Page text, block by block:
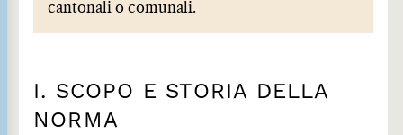
cantonali o comunali.
I. SCOPO E STORIA DELLA
NORMA